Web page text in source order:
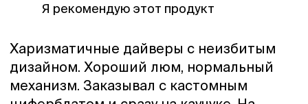
Я рекомендую этот продукт
Харизматичные дайверы с неизбитым
дизайном. Хороший люм, нормальный
механизм. Заказывал с кастомным